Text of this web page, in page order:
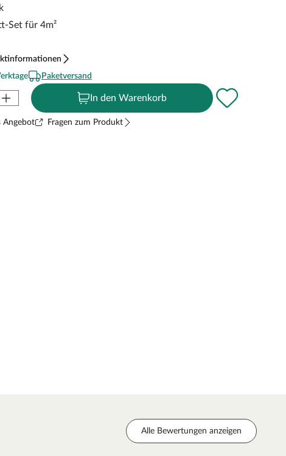
Set für 4m²
Paketversand
In den Warenkorb
Angebot Fragen zum Produkt
Alle Bewertungen anzeigen